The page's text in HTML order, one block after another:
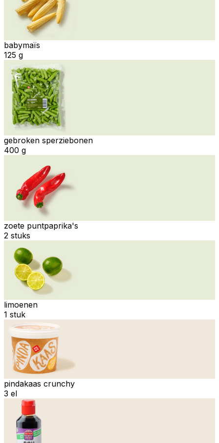
babymaïs
125 g
gebroken sperziebonen
400 g
zoete puntpaprika's
2 stuks
limoenen
1 stuk
pindakaas crunchy
3 el